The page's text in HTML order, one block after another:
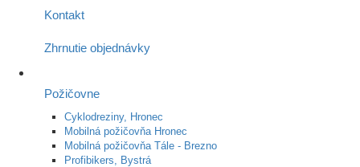
Kontakt
Zhrnutie objednávky
Požičovne
Cyklodreziny, Hronec
Mobilná požičovňa Hronec
Mobilná požičovňa Tále - Brezno
Profibikers, Bystrá